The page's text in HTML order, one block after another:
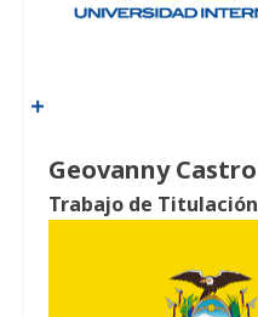
Geovanny Castro
Trabajo de Titulación